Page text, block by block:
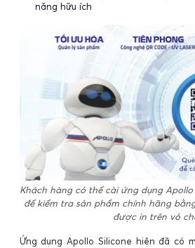
năng hữu ích
Khách hàng có thể cài ứng dụng
để kiểm tra sản phẩm chính hãng
được in trên vỏ
Ứng dụng Apollo Silicone hiện đã có